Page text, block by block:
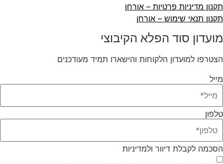
תקנון מדיניות פרטיות – אורחן
תקנון תנאי שימוש – אורחן
מועדון סוד הפלא הקיבוצי
הצטרפו למועדון הלקוחות והישארו תמיד מעודכנים
מייל
טלפון
הסכמה לקבלת דיוור ולמדיניות